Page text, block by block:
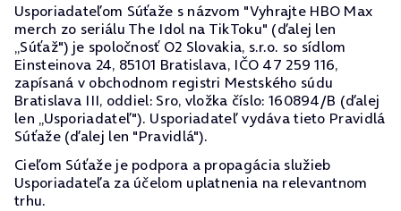
Usporiadateľom Súťaže s názvom "Vyhrajte HBO Max
merch zo seriálu The Idol na TikToku" (ďalej len
„Súťaž") je spoločnosť O2 Slovakia, s.r.o. so sídlom
Einsteinova 24, 85101 Bratislava, IČO 47 259 116,
zapísaná v obchodnom registri Mestského súdu
Bratislava III, oddiel: Sro, vložka číslo: 160894/B (ďalej
len „Usporiadateľ"). Usporiadateľ vydáva tieto Pravidlá
Súťaže (ďalej len "Pravidlá").
Cieľom Súťaže je podpora a propagácia služieb
Usporiadateľa za účelom uplatnenia na relevantnom
trhu.